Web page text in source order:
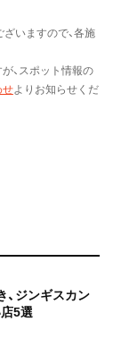
ざいますので、各施
、スポット情報の
よりお知らせくだ
、ジンギスカン
5選